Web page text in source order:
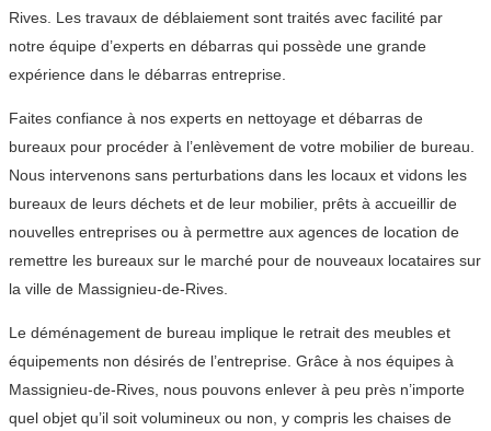
Rives. Les travaux de déblaiement sont traités avec facilité par
notre équipe d’experts en débarras qui possède une grande
expérience dans le débarras entreprise.
Faites confiance à nos experts en nettoyage et débarras de
bureaux pour procéder à l’enlèvement de votre mobilier de bureau.
Nous intervenons sans perturbations dans les locaux et vidons les
bureaux de leurs déchets et de leur mobilier, prêts à accueillir de
nouvelles entreprises ou à permettre aux agences de location de
remettre les bureaux sur le marché pour de nouveaux locataires sur
la ville de Massignieu-de-Rives.
Le déménagement de bureau implique le retrait des meubles et
équipements non désirés de l’entreprise. Grâce à nos équipes à
Massignieu-de-Rives, nous pouvons enlever à peu près n’importe
quel objet qu’il soit volumineux ou non, y compris les chaises de